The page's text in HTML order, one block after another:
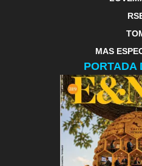
MAS
PORTADA